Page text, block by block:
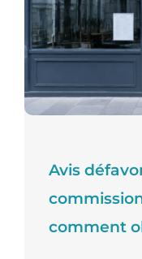
Avis
comment